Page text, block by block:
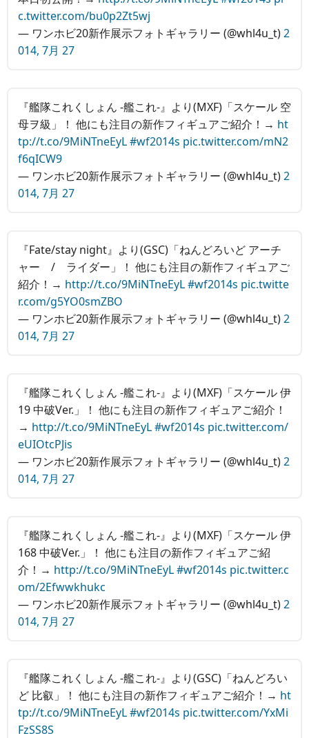
c.twitter.com/bu0p2Zt5wj
— ワンホビ20新作展示フォトギャラリー (@whl4u_t)2
014, 7月 27
『艦隊これくしょん ‐艦これ‐』より(MXF)「スケール 空
母ヲ級」！ 他にも注目の新作フィギュアご紹介！→ ht
tp://t.co/9MiNTneEyL#wf2014s pic.twitter.com/mN2
f6qICW9
— ワンホビ20新作展示フォトギャラリー (@whl4u_t)2
014, 7月 27
『Fate/stay night』より(GSC)「ねんどろいど アーチ
ャー / ライダー」！ 他にも注目の新作フィギュアご
紹介！→ http://t.co/9MiNTneEyL#wf2014s pic.twitte
r.com/g5YO0smZBO
— ワンホビ20新作展示フォトギャラリー (@whl4u_t)2
014, 7月 27
『艦隊これくしょん ‐艦これ‐』より(MXF)「スケール 伊
19 中破Ver.」！ 他にも注目の新作フィギュアご紹介！
→ http://t.co/9MiNTneEyL#wf2014s pic.twitter.com/
eUIOtcPJis
— ワンホビ20新作展示フォトギャラリー (@whl4u_t)2
014, 7月 27
『艦隊これくしょん ‐艦これ‐』より(MXF)「スケール 伊
168 中破Ver.」！ 他にも注目の新作フィギュアご紹
介！→ http://t.co/9MiNTneEyL#wf2014s pic.twitter.c
om/2Efwwkhukc
— ワンホビ20新作展示フォトギャラリー (@whl4u_t)2
014, 7月 27
『艦隊これくしょん ‐艦これ‐』より(GSC)「ねんどろい
ど 比叡」！ 他にも注目の新作フィギュアご紹介！→ ht
tp://t.co/9MiNTneEyL#wf2014s pic.twitter.com/YxMi
FzSS8S